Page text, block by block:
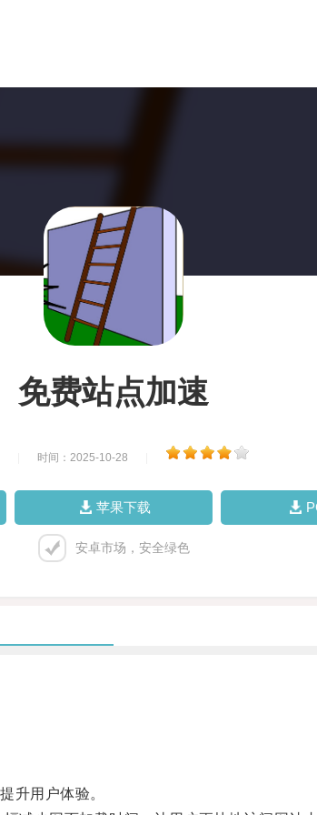
免费站点加速
时间：2025-10-28
苹果下载
安卓市场，安全绿色
升用户体验。